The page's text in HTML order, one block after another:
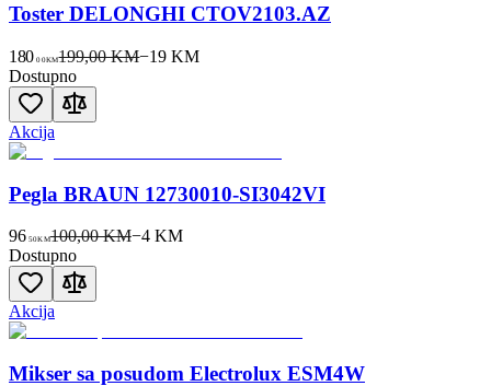
Toster DELONGHI CTOV2103.AZ
180 00KM199,00 KM−19 KM
Dostupno
Akcija
Pegla BRAUN 12730010-SI3042VI
96 50KM100,00 KM−4KM
Dostupno
Akcija
Mikser sa posudom Electrolux ESM4W